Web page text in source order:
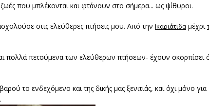
ζωές που μπλέκονται και φτάνουν στο σήμερα... ως ψίθυροι.
στις ελεύθερες πτήσεις μου. Από την Ικαριάτιδα μέχρι
πολλά πετούμενα των ελεύθερων πτήσεων- έχουν
το ενδεχόμενο και της δικής μας ξενιτιάς, και όχι μόνο